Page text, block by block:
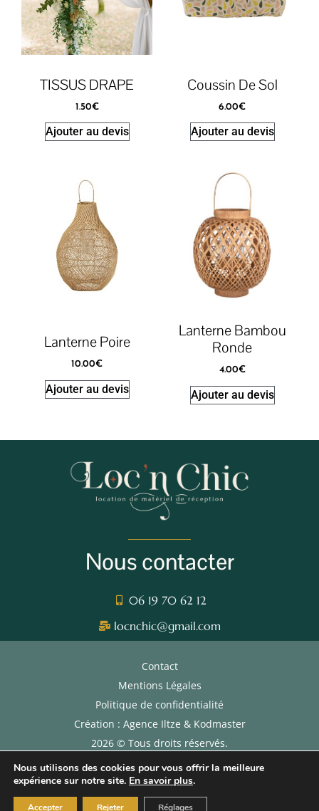
TISSUS DRAPE
1.50€
Ajouter au devis
Coussin De Sol
6.00€
Ajouter au devis
Lanterne Poire
10.00€
Ajouter au devis
Lanterne Bambou
Ronde
4.00€
Ajouter au devis
Nous contacter
06 19 70 62 12
locnchic@gmail.com
Contact
Mentions Légales
Politique de confidentialité
Création : Agence Iltze & Kodmaster
2026 © Tous droits réservés.
Nous utilisons des cookies pour vous offrir la meilleure
expérience sur notre site. En savoir plus.
Accepter Rejeter Réglages